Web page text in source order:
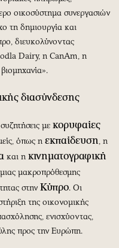
οικοσύστημα συνεργασιών
τη δημιουργία και
διευκολύνοντας
Dairy, η CanAm, η
διασύνδεσης
με κορυφαίες
όπως η εκπαίδευση, η
και η κινηματογραφική
μακροπρόθεσμης
στην Κύπρο. Οι
της οικονομικής
ενισχύοντας,
προς την Ευρώπη.